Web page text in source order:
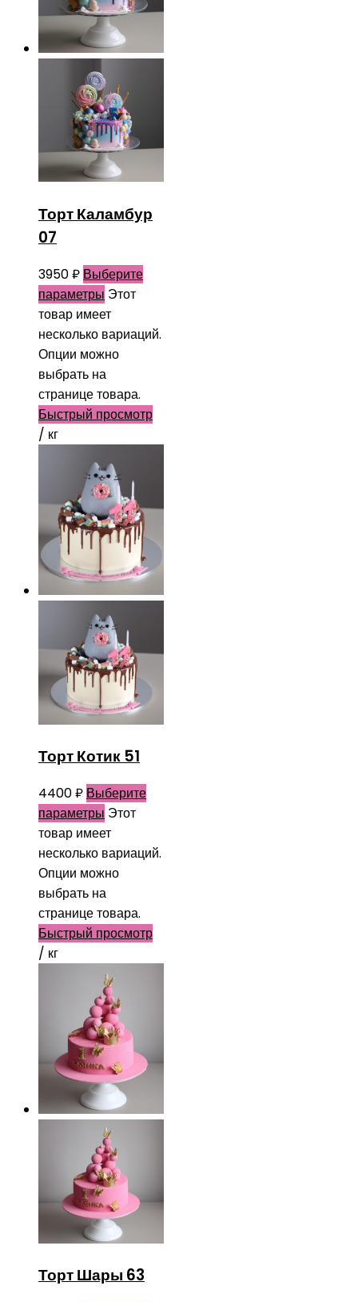
Торт Каламбур
07
3950₽ Выберите
параметры Этот
товар имеет
несколько вариаций.
Опции можно
выбрать на
странице товара.
Быстрый просмотр
/ кг
Торт Котик 51
4400₽ Выберите
параметры Этот
товар имеет
несколько вариаций.
Опции можно
выбрать на
странице товара.
Быстрый просмотр
/ кг
Торт Шары 63